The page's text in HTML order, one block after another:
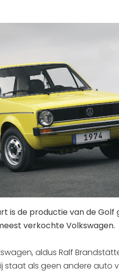
is de productie van de Golf
verkochte Volkswagen.
aldus Ralf
staat als geen andere auto